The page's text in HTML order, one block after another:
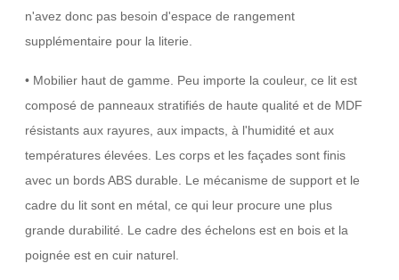
n'avez donc pas besoin d'espace de rangement
supplémentaire pour la literie.
• Mobilier haut de gamme. Peu importe la couleur, ce lit est
composé de panneaux stratifiés de haute qualité et de MDF
résistants aux rayures, aux impacts, à l'humidité et aux
températures élevées. Les corps et les façades sont finis
avec un bords ABS durable. Le mécanisme de support et le
cadre du lit sont en métal, ce qui leur procure une plus
grande durabilité. Le cadre des échelons est en bois et la
poignée est en cuir naturel.